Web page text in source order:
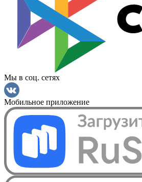
Мы в соц. сетях
Мобильное приложение